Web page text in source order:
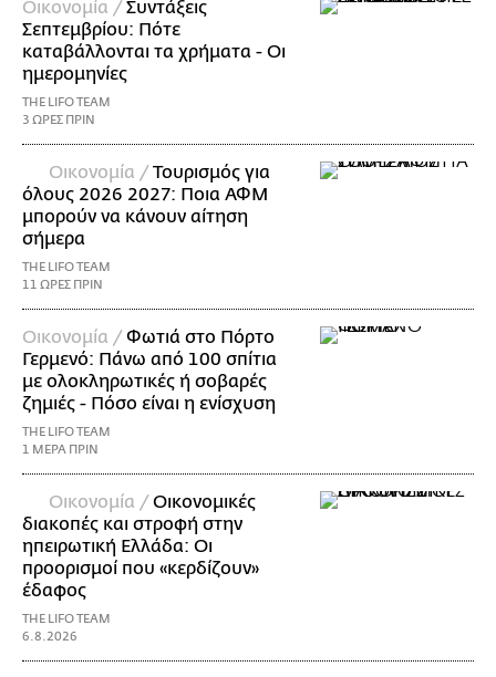
Οικονομία /Συντάξεις
Σεπτεμβρίου: Πότε
καταβάλλονται τα χρήματα - Οι
ημερομηνίες
THE LIFO TEAM
3 ΩΡΕΣ ΠΡΙΝ
Οικονομία /Τουρισμός για
όλους 2026 2027: Ποια ΑΦΜ
μπορούν να κάνουν αίτηση
σήμερα
THE LIFO TEAM
11 ΩΡΕΣ ΠΡΙΝ
Οικονομία /Φωτιά στο Πόρτο
Γερμενό: Πάνω από 100 σπίτια
με ολοκληρωτικές ή σοβαρές
ζημιές - Πόσο είναι η ενίσχυση
THE LIFO TEAM
1 ΜΕΡΑ ΠΡΙΝ
Οικονομία /Οικονομικές
διακοπές και στροφή στην
ηπειρωτική Ελλάδα: Οι
προορισμοί που «κερδίζουν»
έδαφος
THE LIFO TEAM
6.8.2026